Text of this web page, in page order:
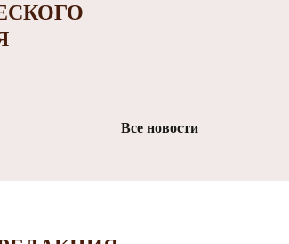
Все новости